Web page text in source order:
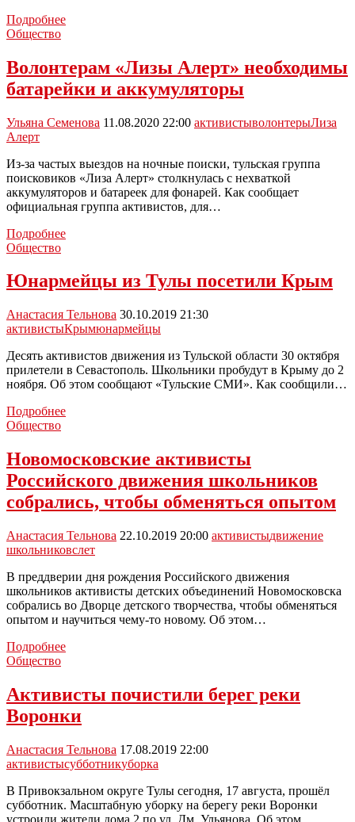
ПодробнееНовомосковские
ленточки
триколор
Общество
Волонтерам «Лизы Алерт» необходимы
батарейки и аккумуляторы
Ульяна Семенова 11.08.2020 22:00 активистыволонтерыЛиза
Алерт
Из-за частых выездов на ночные поиски, тульская группа
поисковиков «Лиза Алерт» столкнулась с нехваткой
аккумуляторов и батареек для фонарей. Как сообщает
официальная группа активистов, для…
ПодробнееВолонтерам
необходимы
батарейки
аккумуляторы
Общество
Юнармейцы из Тулы посетили Крым
Анастасия Тельнова 30.10.2019 21:30
активистыКрымюнармейцы
Десять активистов движения из Тульской области 30 октября
прилетели в Севастополь. Школьники пробудут в Крыму до 2
ноября. Об этом сообщают «Тульские СМИ». Как сообщили…
ПодробнееЮнармейцы
Крым
Общество
Новомосковские активисты
Российского движения школьников
собрались, чтобы обменяться опытом
Анастасия Тельнова 22.10.2019 20:00 активистыдвижение
школьниковслет
В преддверии дня рождения Российского движения
школьников активисты детских объединений Новомосковска
собрались во Дворце детского творчества, чтобы обменяться
опытом и научиться чему-то новому. Об этом…
ПодробнееНовомосковские
школьников
собрались,
обменяться
опытом
Общество
Активисты почистили берег реки
Воронки
Анастасия Тельнова 17.08.2019 22:00
активистысубботникуборка
В Привокзальном округе Тулы сегодня, 17 августа, прошёл
субботник. Масштабную уборку на берегу реки Воронки
устроили жители дома 2 по ул. Дм. Ульянова. Об этом…